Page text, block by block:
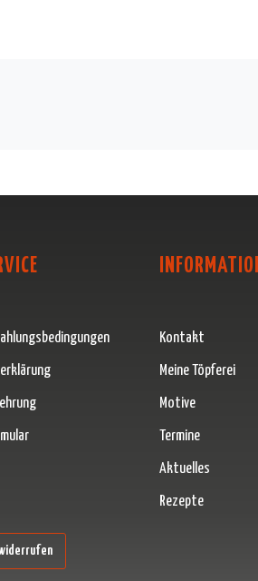
Link)
Kontakt
Meine Töpferei
Motive
Termine
Aktuelles
Rezepte